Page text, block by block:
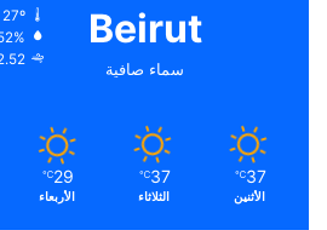
Beirut
سماء صافية
37º - 27º
2.52 كيلومتر/
37
℃
الأثنين
37
℃
الثلاثاء
29
℃
الأربعاء